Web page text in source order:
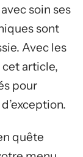
soin ses
sont
Avec les
cet article,
pour
quête